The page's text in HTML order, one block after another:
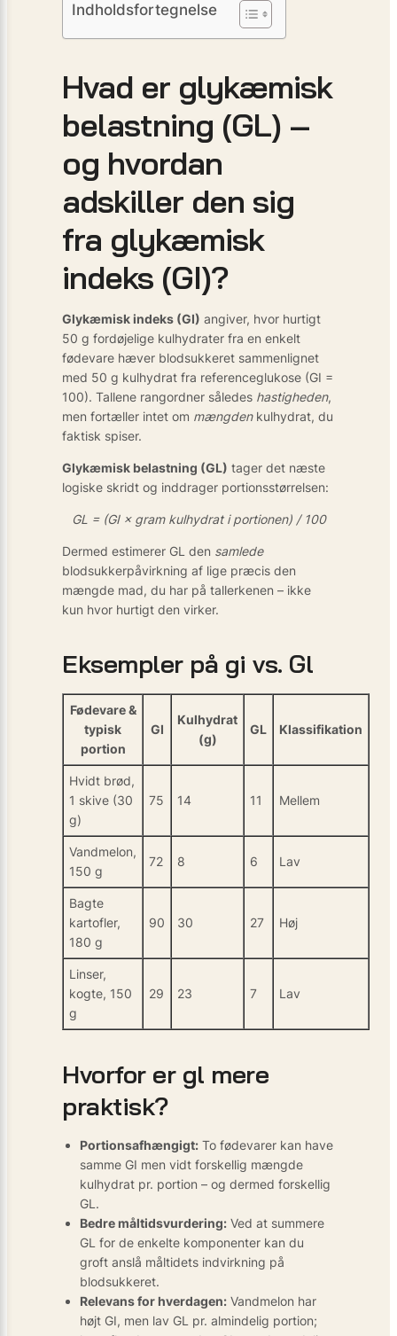
Indholdsfortegnelse
Hvad er glykæmisk
belastning (GL) –
og hvordan
adskiller den sig
fra glykæmisk
indeks (GI)?
Glykæmisk indeks (GI) angiver, hvor hurtigt
50 g fordøjelige kulhydrater fra en enkelt
fødevare hæver blodsukkeret sammenlignet
med 50 g kulhydrat fra referenceglukose (GI =
100). Tallene rangordner således hastigheden,
men fortæller intet om mængdenkulhydrat, du
faktisk spiser.
Glykæmisk belastning (GL) tager det næste
logiske skridt og inddrager portionsstørrelsen:
GL = (GI × gram kulhydrat i portionen) / 100
Dermed estimerer GL den samlede
blodsukkerpåvirkning af lige præcis den
mængde mad, du har på tallerkenen – ikke
kun hvor hurtigt den virker.
Eksempler på gi vs. Gl
Fødevare &
typisk
portion
GI
Kulhydrat
(g)
GL Klassifikation
Hvidt brød,
1 skive (30
g)
75 14 11 Mellem
Vandmelon,
150 g
72 8 6 Lav
Bagte
kartofler,
180 g
90 30 27 Høj
Linser,
kogte, 150
g
29 23 7 Lav
Hvorfor er gl mere
praktisk?
Portionsafhængigt: To fødevarer kan have
samme GI men vidt forskellig mængde
kulhydrat pr. portion – og dermed forskellig
GL.
Bedre måltidsvurdering: Ved at summere
GL for de enkelte komponenter kan du
groft anslå måltidets indvirkning på
blodsukkeret.
Relevans for hverdagen: Vandmelon har
højt GI, men lav GL pr. almindelig portion;